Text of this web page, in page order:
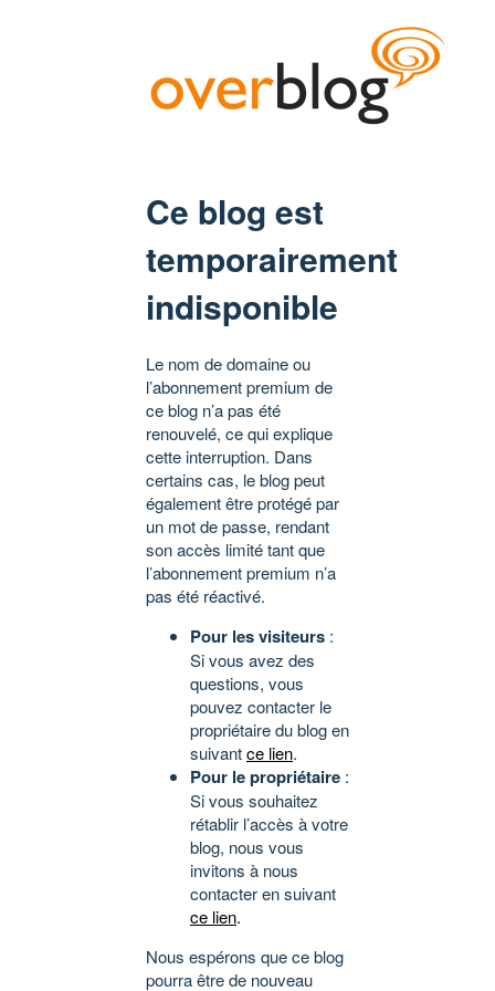
Ce blog est
temporairement
indisponible
Le nom de domaine ou
l’abonnement premium de
ce blog n’a pas été
renouvelé, ce qui explique
cette interruption. Dans
certains cas, le blog peut
également être protégé par
un mot de passe, rendant
son accès limité tant que
l’abonnement premium n’a
pas été réactivé.
Pour les visiteurs :
Si vous avez des
questions, vous
pouvez contacter le
propriétaire du blog en
suivantce lien.
Pour le propriétaire :
Si vous souhaitez
rétablir l’accès à votre
blog, nous vous
invitons à nous
contacter en suivant
ce lien.
Nous espérons que ce blog
pourra être de nouveau